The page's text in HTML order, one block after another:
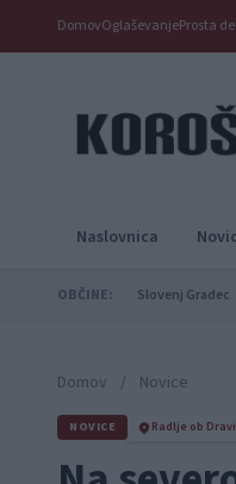
DomovOglaševanjeProsta
Naslovnica
OBČINE: Slovenj Gradec
Domov / Novice
NOVICE Radlje ob Dravi